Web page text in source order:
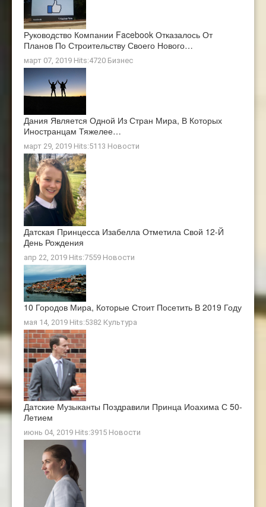
Руководство Компании Facebook Отказалось От
Планов По Строительству Своего Нового…
март 07, 2019 Hits:4720 Бизнес
Дания Является Одной Из Стран Мира, В Которых
Иностранцам Тяжелее…
март 29, 2019 Hits:5113 Новости
Датская Принцесса Изабелла Отметила Свой 12-Й
День Рождения
апр 22, 2019 Hits:7559 Новости
10 Городов Мира, Которые Стоит Посетить В 2019 Году
мая 14, 2019 Hits:5382 Культура
Датские Музыканты Поздравили Принца Иоахима С 50-
Летием
июнь 04, 2019 Hits:3915 Новости